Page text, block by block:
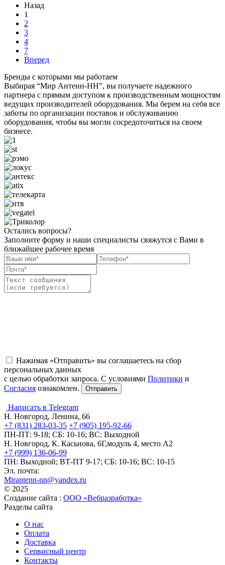
Назад
1
2
3
4
7
Вперед
Бренды с которыми мы работаем
Выбирая “Мир Антенн-НН”, вы получаете надежного
партнера с прямым доступом к производственным мощностям
ведущих производителей оборудования. Мы берем на себя все
заботы по организации поставок и обслуживанию
оборудования, чтобы вы могли сосредоточиться на своем
бизнесе.
Остались вопросы?
Заполните форму и наши специалисты свяжутся с Вами в
ближайшее рабочее время
Нажимая «Отправить» вы соглашаетесь на сбор
персональных данных
с целью обработки запроса. С условиями Политики и
Согласия ознакомлен.
Написать в Telegram
Н. Новгород, Ленина, 66
+7 (831) 283-03-35 +7 (905) 195-92-66
ПН-ПТ: 9-18; СБ: 10-16; ВС: Выходной
Н. Новгород, К. Касьнова, 6Г,модуль 4, место А2
+7 (999) 136-06-99
ПН: Выходной; ВТ-ПТ 9-17; СБ: 10-16; ВС: 10-15
Эл. почта:
Mirantenn-nn@yandex.ru
© 2025
Создание сайта : ООО «Вебразработка»
Разделы сайта
О нас
Оплата
Доставка
Сервисный центр
Контакты